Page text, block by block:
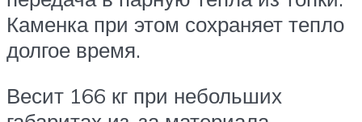
Каменка при этом сохраняет тепло
долгое время.
Весит 166 кг при небольших